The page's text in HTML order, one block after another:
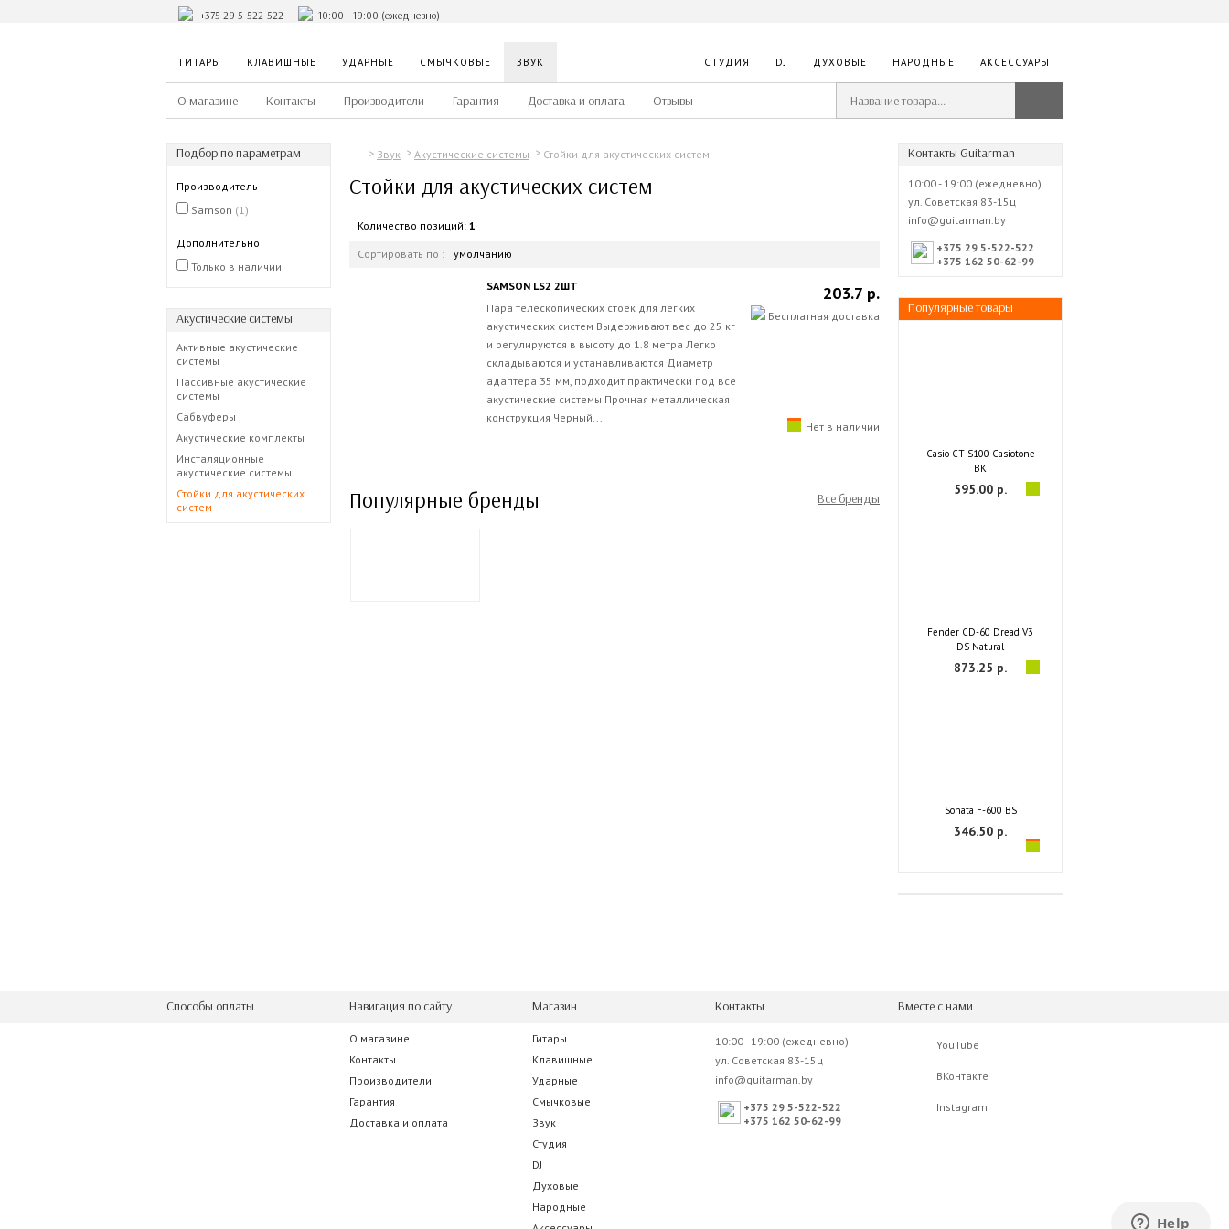
+375 29 5-522-522 10:00 - 19:00 (ежедневно)
ГИТАРЫ КЛАВИШНЫЕ УДАРНЫЕ СМЫЧКОВЫЕ ЗВУК СТУДИЯ DJ ДУХОВЫЕ НАРОДНЫЕ АКСЕССУАРЫ
О магазине Контакты Производители Гарантия Доставка и оплата Отзывы
Подбор по параметрам
Производитель
Samson (1)
Дополнительно
Только в наличии
Акустические системы
Активные акустические
системы
Пассивные акустические
системы
Сабвуферы
Акустические комплекты
Инсталяционные
акустические системы
Стойки для акустических
систем
Звук Акустические системы Стойки для акустических систем
Стойки для акустических систем
Количество позиций: 1
Сортировать по : умолчанию
SAMSON LS2 2ШТ
Пара телескопических стоек для легких
акустических систем Выдерживают вес до 25 кг
и регулируются в высоту до 1.8 метра Легко
складываются и устанавливаются Диаметр
адаптера 35 мм, подходит практически под все
акустические системы Прочная металлическая
конструкция Черный...
203.7 р.
Бесплатная доставка
Нет в наличии
Популярные бренды Все бренды
Контакты Guitarman
10:00 - 19:00 (ежедневно)
ул. Советская 83-15ц
info@guitarman.by
+375 29 5-522-522
+375 162 50-62-99
Популярные товары
Casio CT-S100 Casiotone
BK
595.00 р.
Fender CD-60 Dread V3
DS Natural
873.25 р.
Sonata F-600 BS
346.50 р.
Способы оплаты Навигация по сайту
О магазине
Контакты
Производители
Гарантия
Доставка и оплата
Магазин
Гитары
Клавишные
Ударные
Смычковые
Звук
Студия
DJ
Духовые
Народные
Контакты
10:00 - 19:00 (ежедневно)
ул. Советская 83-15ц
info@guitarman.by
+375 29 5-522-522
+375 162 50-62-99
Вместе с нами
YouTube
ВКонтакте
Instagram